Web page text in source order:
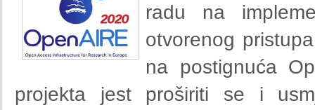
radu na
otvorenog
na postignuća
projekta jest proširiti se i